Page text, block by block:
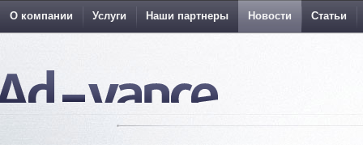
О компании Услуги Наши партнеры Новости Статьи